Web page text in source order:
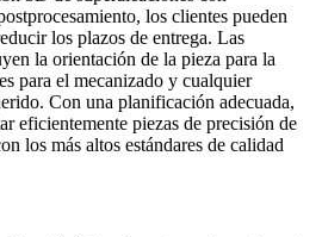
los clientes pueden
los plazos de entrega. Las
la orientación de la pieza para la
para el mecanizado y cualquier
Con una planificación adecuada,
eficientemente piezas de precisión de
los más altos estándares de calidad